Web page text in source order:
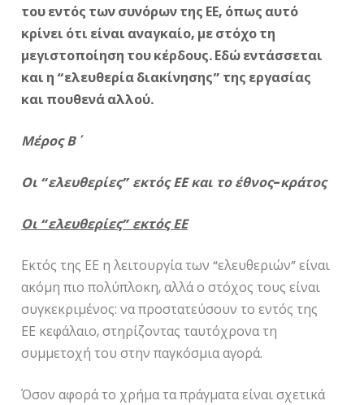
του εντός των συνόρων της ΕΕ, όπως αυτό
κρίνει ότι είναι αναγκαίο, με στόχο τη
μεγιστοποίηση του κέρδους. Εδώ εντάσσεται
και η “ελευθερία διακίνησης” της εργασίας
και πουθενά αλλού.
Μέρος Β΄
Οι “ελευθερίες” εκτός ΕΕ και το έθνος-κράτος
Οι “ελευθερίες” εκτός ΕΕ
Εκτός της ΕΕ η λειτουργία των “ελευθεριών” είναι
ακόμη πιο πολύπλοκη, αλλά ο στόχος τους είναι
συγκεκριμένος: να προστατεύσουν το εντός της
ΕΕ κεφάλαιο, στηρίζοντας ταυτόχρονα τη
συμμετοχή του στην παγκόσμια αγορά.
Όσον αφορά το χρήμα τα πράγματα είναι σχετικά